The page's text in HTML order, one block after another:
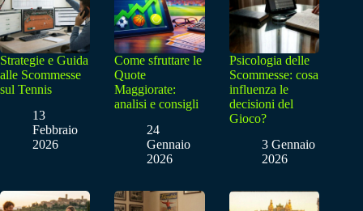
Strategie e Guida
alle Scommesse
sul Tennis
13
Febbraio
2026
Come sfruttare le
Quote
Maggiorate:
analisi e consigli
24
Gennaio
2026
Psicologia delle
Scommesse: cosa
influenza le
decisioni del
Gioco?
3 Gennaio
2026